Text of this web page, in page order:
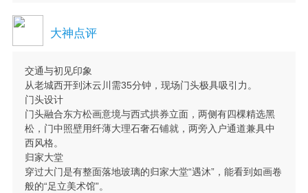
大神点评
交通与初见印象
从老城西开到沐云川需35分钟，现场门头极具吸引力。
门头设计
门头融合东方松画意境与西式拱券立面，两侧有四棵精选黑
松，门中照壁用纤薄大理石奢石铺就，两旁入户通道兼具中
西风格。
归家大堂
穿过大门是有整面落地玻璃的归家大堂“遇沐”，能看到如画卷
般的“足立美术馆”。